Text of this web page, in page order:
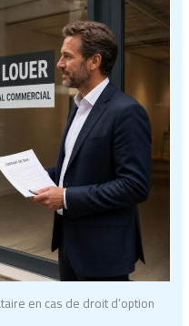
en cas de droit d’option